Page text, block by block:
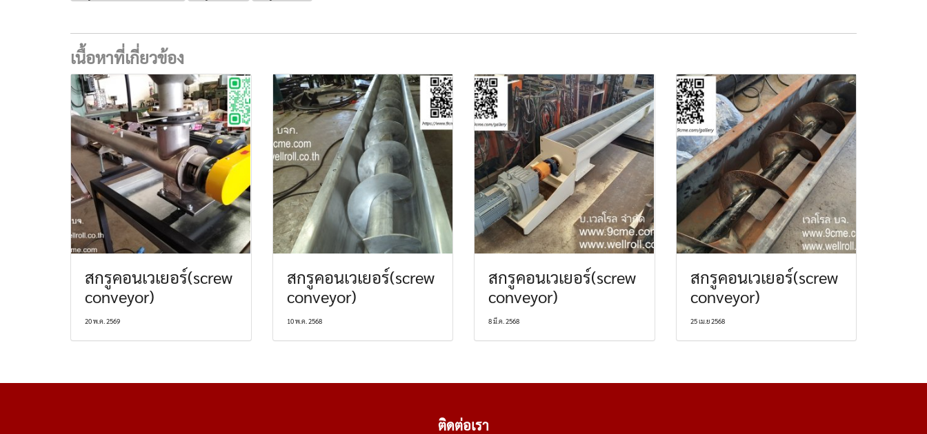
เนื้อหาที่เกี่ยวข้อง
สกรูคอนเวเยอร์(screw
conveyor)
20 พ.ค. 2569
สกรูคอนเวเยอร์(screw
conveyor)
10 พ.ค. 2568
สกรูคอนเวเยอร์(screw
conveyor)
8 มี.ค. 2568
สกรูคอนเวเยอร์(screw
conveyor)
25 เม.ย 2568
ติดต่อเรา